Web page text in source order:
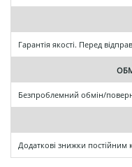
Гарантія якості. Перед
Безпроблемний обмін/
Додаткові знижки постійним